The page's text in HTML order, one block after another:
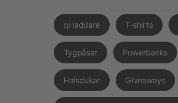
qi laddare T-shirts
Tygpåsar Powerbanks
Halsdukar Giveaways